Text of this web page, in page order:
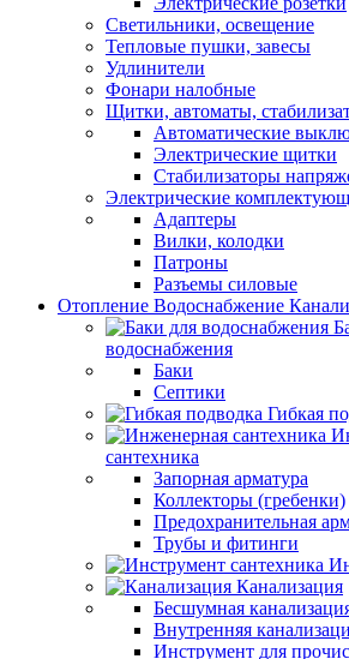
Светильники, освещение
Тепловые пушки, завесы
Удлинители
Фонари налобные
Щитки, автоматы,
Автоматические
Электрические щитки
Стабилизаторы
Электрические
Адаптеры
Вилки, колодки
Патроны
Разъемы силовые
Отопление Водоснабжение
водоснабжения
Баки
Септики
Гибкая
сантехника
Запорная арматура
Коллекторы (гребенки)
Предохранительная
Трубы и фитинги
Канализация
Бесшумная
Внутренняя
Инструмент для